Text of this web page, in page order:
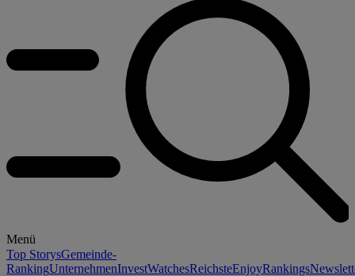
Menü
Top StorysGemeinde-
RankingUnternehmenInvestWatchesReichsteEnjoyRankings